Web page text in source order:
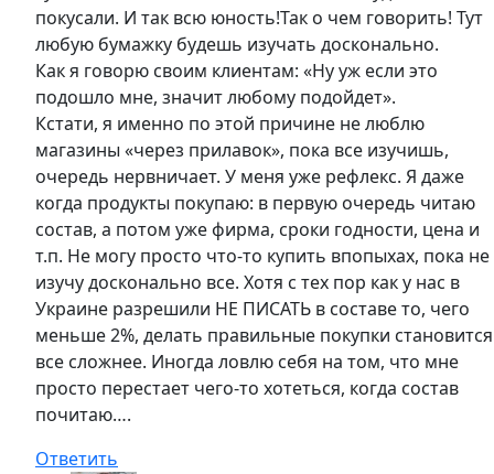
покусали. И так всю юность!Так о чем говорить! Тут
любую бумажку будешь изучать досконально.
Как я говорю своим клиентам: «Ну уж если это
подошло мне, значит любому подойдет».
Кстати, я именно по этой причине не люблю
магазины «через прилавок», пока все изучишь,
очередь нервничает. У меня уже рефлекс. Я даже
когда продукты покупаю: в первую очередь читаю
состав, а потом уже фирма, сроки годности, цена и
т.п. Не могу просто что-то купить впопыхах, пока не
изучу досконально все. Хотя с тех пор как у нас в
Украине разрешили НЕ ПИСАТЬ в составе то, чего
меньше 2%, делать правильные покупки становится
все сложнее. Иногда ловлю себя на том, что мне
просто перестает чего-то хотеться, когда состав
почитаю….
Ответить